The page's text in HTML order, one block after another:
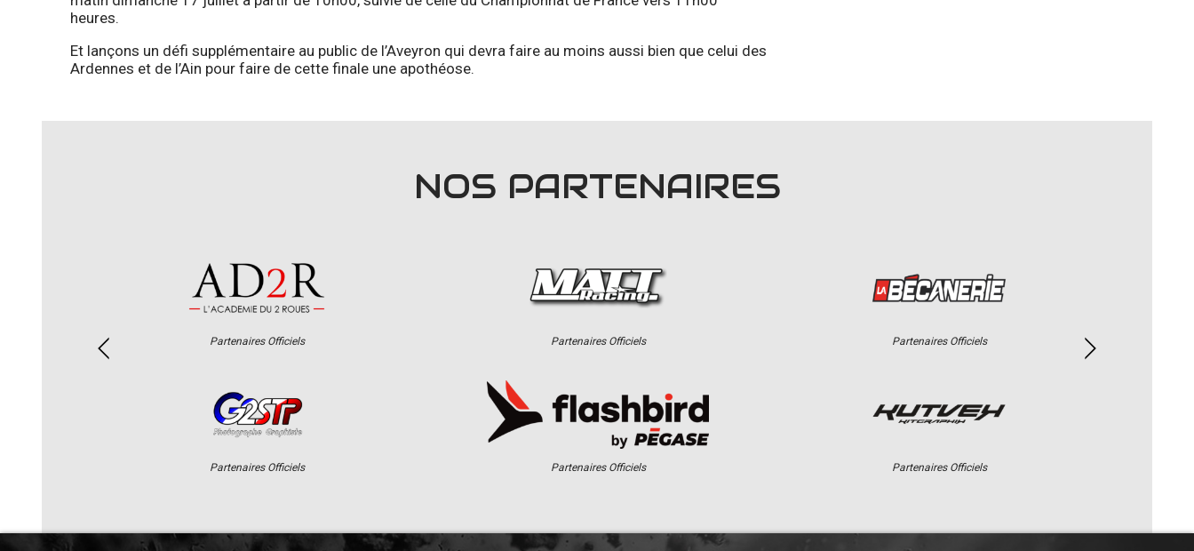
heures.
Et lançons un défi supplémentaire au public de l’Aveyron qui devra faire au moins aussi bien que celui des
Ardennes et de l’Ain pour faire de cette finale une apothéose.
NOS PARTENAIRES
Partenaires Officiels
Partenaires Officiels
Partenaires Officiels
Partenaires Officiels
Partenaires Officiels
Partenaires Officiels